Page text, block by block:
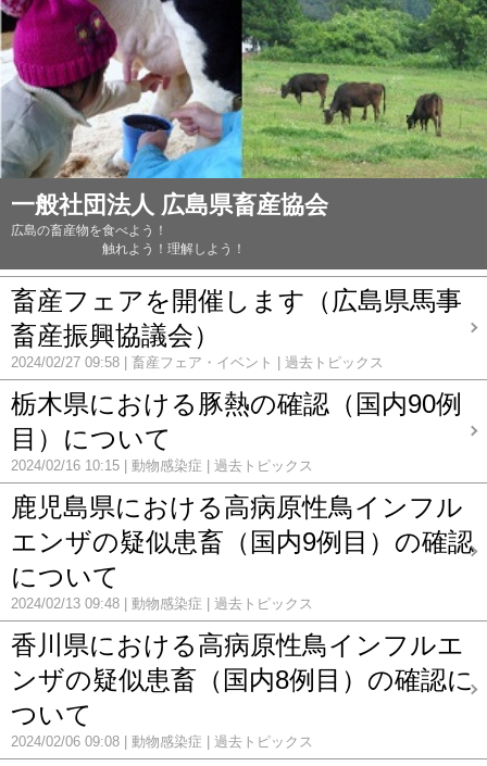
一般社団法人 広島県畜産協会
広島の畜産物を食べよう！
触れよう！理解しよう！
畜産フェアを開催します（広島県馬事
畜産振興協議会）
2024/02/27 09:58 畜産フェア・イベント 過去トピックス
栃木県における豚熱の確認（国内90例
目）について
2024/02/16 10:15 動物感染症 過去トピックス
鹿児島県における高病原性鳥インフル
エンザの疑似患畜（国内9例目）の確認
について
2024/02/13 09:48 動物感染症 過去トピックス
香川県における高病原性鳥インフルエ
ンザの疑似患畜（国内8例目）の確認に
ついて
2024/02/06 09:08 動物感染症 過去トピックス